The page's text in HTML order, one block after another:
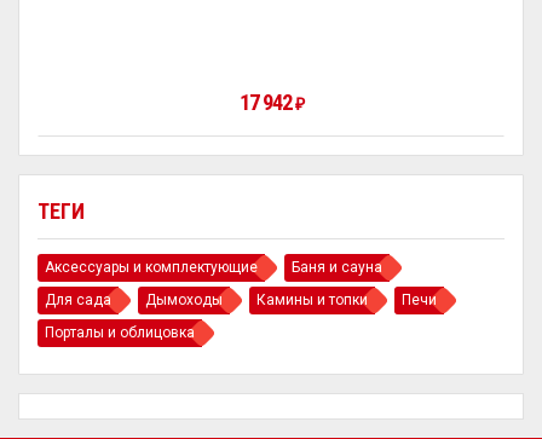
ТЕГИ
Аксессуары и комплектующие
Баня и сауна
Для сада
Дымоходы Камины и топки
Печи
Порталы и облицовка
17 942 ₽